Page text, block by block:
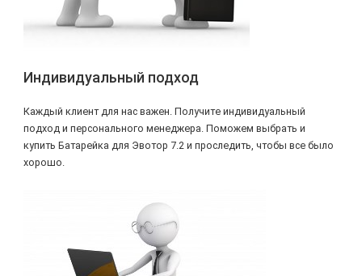
Индивидуальный подход
Каждый клиент для нас важен. Получите индивидуальный
подход и персонального менеджера. Поможем выбрать и
купить Батарейка для Эвотор 7.2 и проследить, чтобы все было
хорошо.